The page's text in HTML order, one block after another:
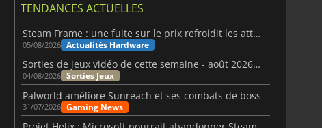
TENDANCES ACTUELLES
Steam Frame : une fuite sur le prix refroidit les attentes VR
05/08/2026 Actualités Hardware
Sorties de jeux vidéo de cette semaine - août 2026 (semaine 32)
04/08/2026 Sorties Jeux
Palworld améliore Sunreach et ses combats de boss
31/07/2026 Gaming News